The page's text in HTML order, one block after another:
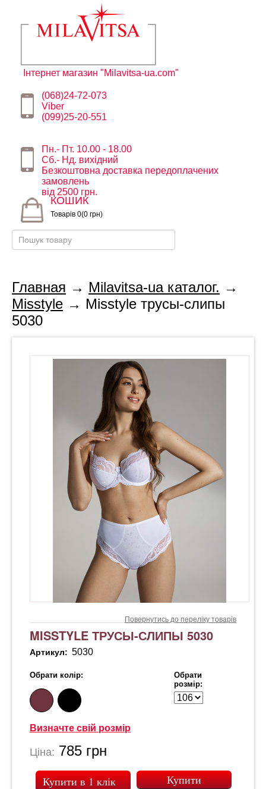
Інтернет магазин "Milavitsa-ua.com"
(068)24-72-073
Viber
(099)25-20-551
Пн.- Пт. 10.00 - 18.00
Сб.- Нд. вихідний
Безкоштовна доставка передоплачених
замовлень
від 2500 грн.
КОШИК
Товарів 0(0 грн)
Главная → Milavitsa-ua каталог. →
Misstyle → Misstyle трусы-слипы
5030
Повернутись до переліку товарів
MISSTYLE ТРУСЫ-СЛИПЫ 5030
Артикул: 5030
Обрати колір:
Обрати
розмір:
Визначте свій розмір
Ціна: 785 грн
Купити в 1 клік